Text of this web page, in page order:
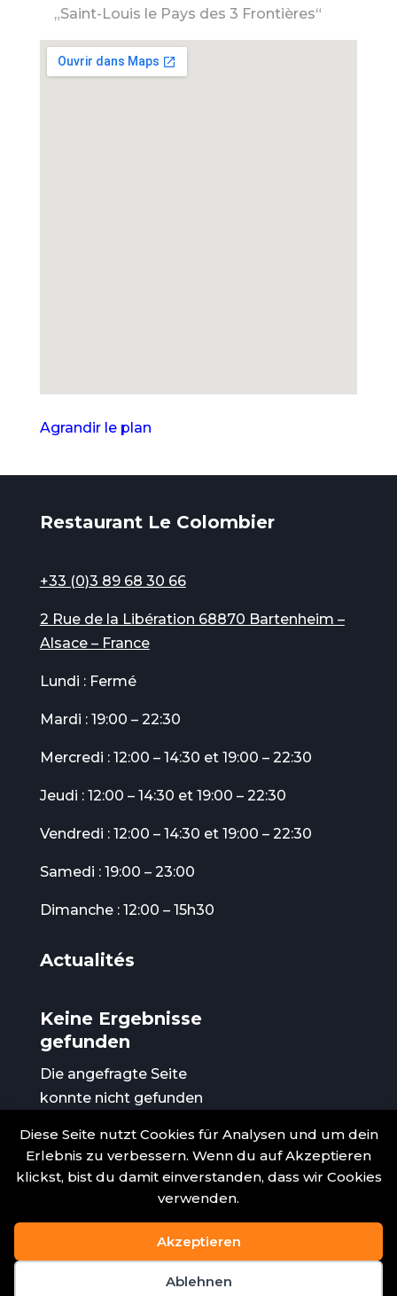
Diese Seite nutzt Cookies für Analysen und um dein
Erlebnis zu verbessern. Wenn du auf Akzeptieren
klickst, bist du damit einverstanden, dass wir Cookies
verwenden.
Akzeptieren
Ablehnen
„Saint-Louis le Pays des 3 Frontières“
Agrandir le plan
Restaurant Le Colombier
+33 (0)3 89 68 30 66
2 Rue de la Libération 68870 Bartenheim –
Alsace – France
Lundi : Fermé
Mardi : 19:00 – 22:30
Mercredi : 12:00 – 14:30 et 19:00 – 22:30
Jeudi : 12:00 – 14:30 et 19:00 – 22:30
Vendredi : 12:00 – 14:30 et 19:00 – 22:30
Samedi : 19:00 – 23:00
Dimanche : 12:00 – 15h30
Actualités
Keine Ergebnisse
gefunden
Die angefragte Seite
konnte nicht gefunden
die Navigation oben, um
den Beitrag zu finden.
Tous droits réservés © 2025 – Le Colombier
– RéalisationAgence SEO Navio.fr